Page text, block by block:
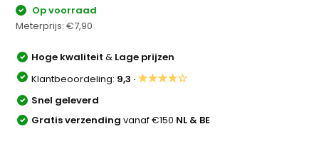
Op voorraad
Meterprijs:€7,90
Hoge kwaliteit& Lage prijzen
Klantbeoordeling: 9,3 ·★★★★☆
Snel geleverd
Gratis verzendingvanaf €150 NL & BE